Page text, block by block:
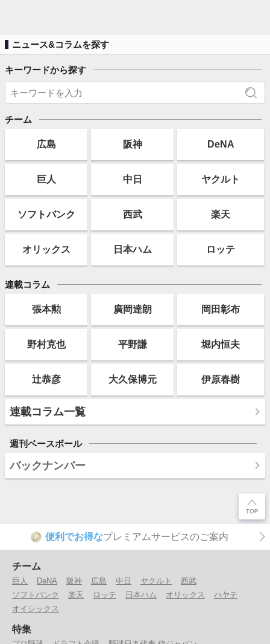
ニュース&コラムを探す
キーワードから探す
チーム
広島 阪神 DeNA
巨人 中日 ヤクルト
ソフトバンク 西武 楽天
オリックス 日本ハム ロッテ
連載コラム
張本勲 廣岡達朗 岡田彰布
野村克也 平野謙 堀内恒夫
辻恭彦 大久保博元 伊原春樹
連載コラム一覧
週刊ベースボール
バックナンバー
P 便利でお得なプレミアムサービスのご案内
チーム
巨人 DeNA 阪神 広島 中日 ヤクルト
西武
ソフトバンク
楽天 ロッテ 日本ハム オリックス
ハヤテ
オイシックス
特集